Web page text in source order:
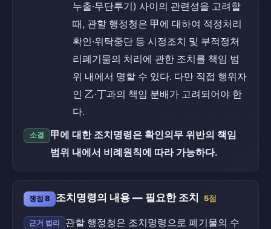
누출·무단투기) 사이의 관련성을 고려할
때, 관할 행정청은 甲에 대하여 적정처리
확인·위탁중단 등 시정조치 및 부적정처
리폐기물의 처리에 관한 조치를 책임 범
위 내에서 명할 수 있다. 다만 직접 행위자
인 乙·丁과의 책임 분배가 고려되어야 한
다.
소결
甲에 대한 조치명령은 확인의무 위반의 책임
범위 내에서 비례원칙에 따라 가능하다.
쟁점 8 조치명령의 내용 — 필요한 조치 5점
근거 법리
관할 행정청은 조치명령으로 폐기물의 수